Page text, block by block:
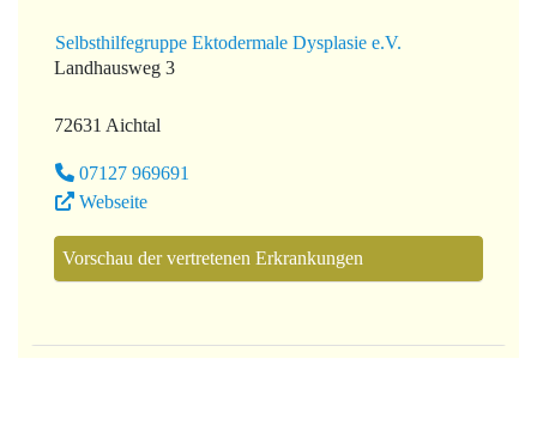
Selbsthilfegruppe Ektodermale Dysplasie e.V.
Landhausweg 3
72631 Aichtal
07127 969691
Webseite
Vorschau der vertretenen Erkrankungen